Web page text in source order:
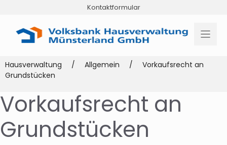
springen
Kontaktformular
Hausverwaltung / Allgemein /
Vorkaufsrecht an
Grundstücken
Vorkaufsrecht an
Grundstücken